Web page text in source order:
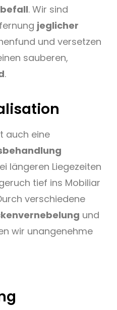
. Wir sind
jeglicher
und versetzen
sauberen,
.
auch eine
längeren Liegezeiten
tief ins Mobiliar
verschiedene
und
wir unangenehme